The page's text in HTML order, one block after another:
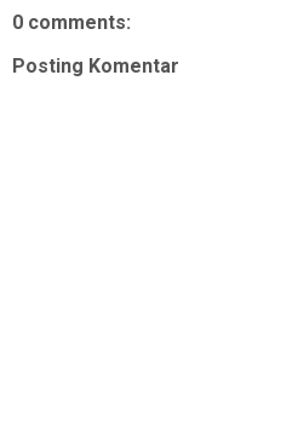
0 comments:
Posting Komentar